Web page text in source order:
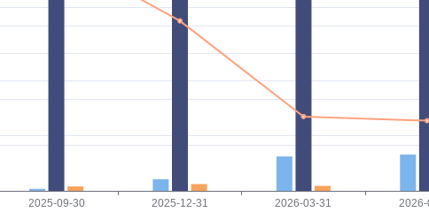
2025-09-30 2025-12-31 2026-03-31